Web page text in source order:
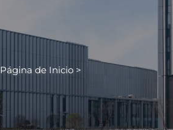
Página de Inicio >